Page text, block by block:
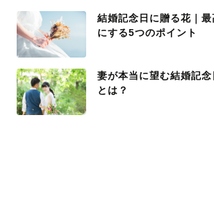
結婚記念日に贈る花｜最
にする5つのポイント
妻が本当に望む結婚記念
とは？